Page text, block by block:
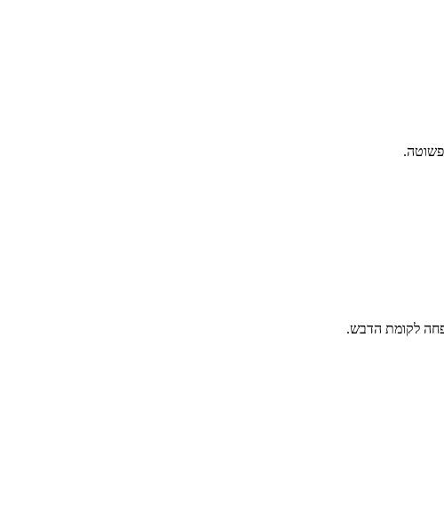
לקומת הדבש.